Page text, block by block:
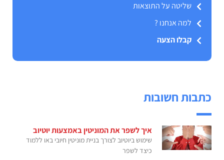
שליטה על התוצאות
למה אנחנו ?
קבלו הצעה
כתבות חשובות
איך לשפר את המוניטין באמצעות יוטיוב
שימוש ביוטיוב לצורך בניית מוניטין חיובי באו ללמוד
כיצד לשפר